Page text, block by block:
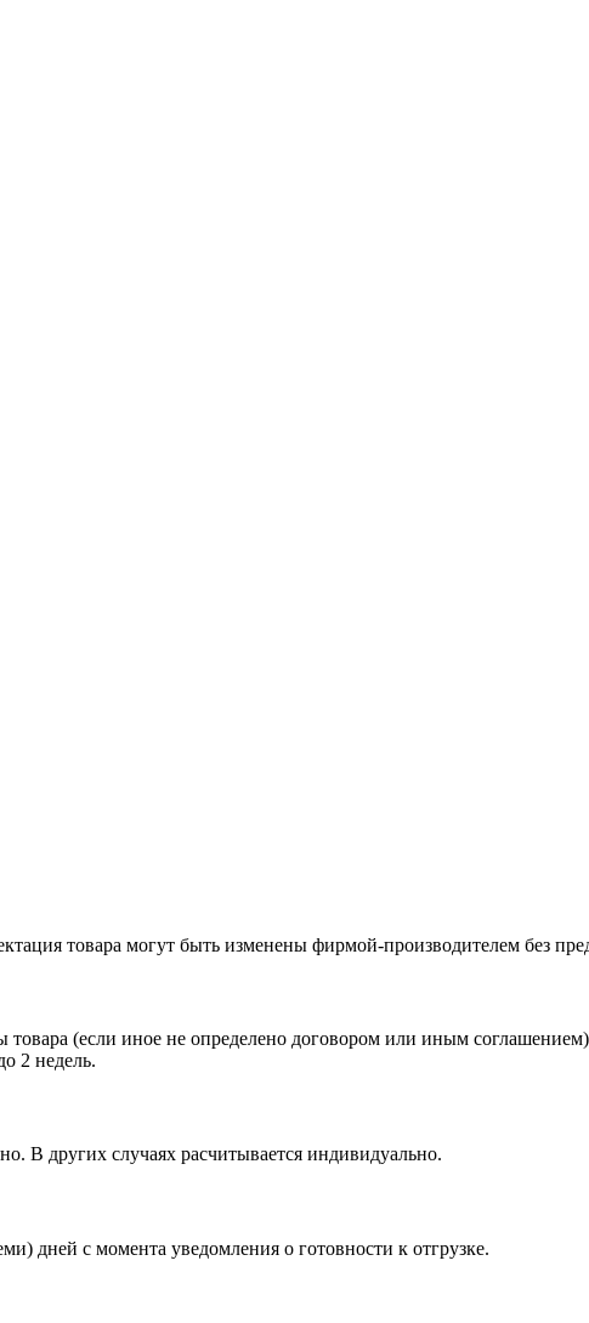
товара могут быть изменены фирмой-производителем без
товара (если иное не определено договором или иным
2 недель.
В других случаях расчитывается индивидуально.
дней с момента уведомления о готовности к отгрузке.